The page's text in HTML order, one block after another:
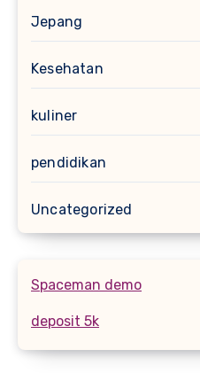
Jepang
Kesehatan
kuliner
pendidikan
Uncategorized
Spaceman demo
deposit 5k